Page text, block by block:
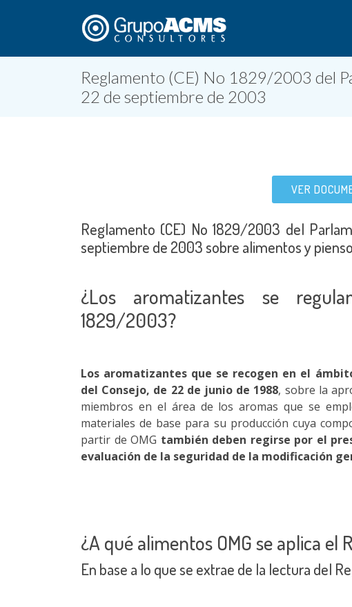
Reglamento (CE) No 1829/2003 del
22 de septiembre de 2003
VER
Reglamento (CE) No 1829/2003 del
septiembre de 2003 sobre alimentos y
¿Los aromatizantes se
1829/2003?
Los aromatizantes que se recogen en el
del Consejo, de 22 de junio de 1988, sobre la
miembros en el área de los aromas que se
materiales de base para su producción cuya
partir de OMG también deben regirse por el
evaluación de la seguridad de la modificación
¿A qué alimentos OMG se aplica
En base a lo que se extrae de la lectura del